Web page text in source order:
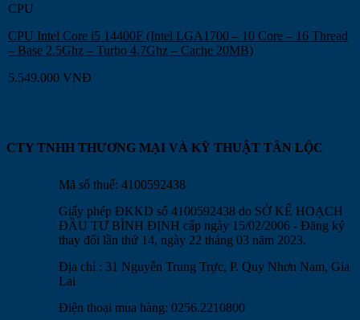
CPU
CPU Intel Core i5 14400F (Intel LGA1700 – 10 Core – 16 Thread
– Base 2.5Ghz – Turbo 4.7Ghz – Cache 20MB)
5.549.000 VNĐ
CTY TNHH THƯƠNG MẠI VÀ KỸ THUẬT TÂN LỘC
Mã số thuế: 4100592438
Giấy phép ĐKKD số 4100592438 do SỞ KẾ HOẠCH
ĐẦU TƯ BÌNH ĐỊNH cấp ngày 15/02/2006 - Đăng ký
thay đổi lần thứ 14, ngày 22 tháng 03 năm 2023.
Địa chỉ : 31 Nguyễn Trung Trực, P. Quy Nhơn Nam, Gia
Lai
Điện thoại mua hàng: 0256.2210800